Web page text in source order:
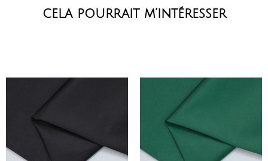
cela pourrait m’intéresser